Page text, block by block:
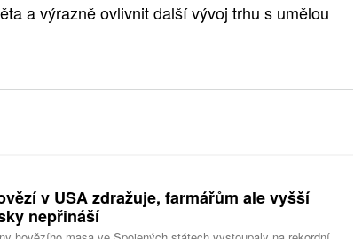
a výrazně ovlivnit další vývoj trhu s umělou
v USA zdražuje, farmářům ale vyšší
nepřináší